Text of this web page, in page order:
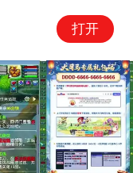
打开